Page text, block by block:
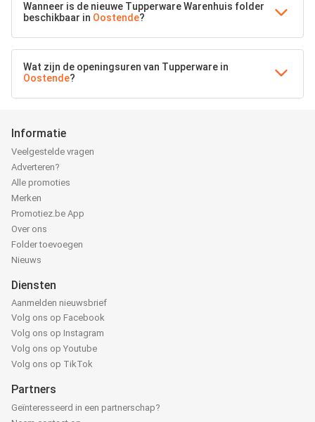
Wanneer is de nieuwe Tupperware Warenhuis folder
beschikbaar in Oostende?
Wat zijn de openingsuren van Tupperware in
Oostende?
Informatie
Veelgestelde vragen
Adverteren?
Alle promoties
Merken
Promotiez.be App
Over ons
Folder toevoegen
Nieuws
Diensten
Aanmelden nieuwsbrief
Volg ons op Facebook
Volg ons op Instagram
Volg ons op Youtube
Volg ons op TikTok
Partners
Geïnteresseerd in een partnerschap?